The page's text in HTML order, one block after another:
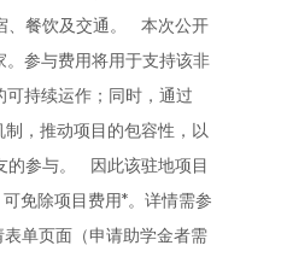
、餐饮及交通。 本次公开
。参与费用将用于支持该非
可持续运作；同时，通过
，推动项目的包容性，以
的参与。 因此该驻地项目
免除项目费用*。详情需参
表单页面（申请助学金者需